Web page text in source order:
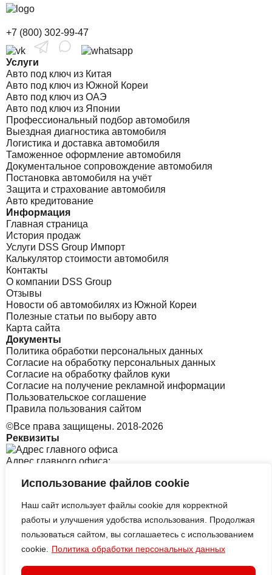
Использование файлов cookie
Наш сайт использует файлы cookie для корректной
работы и улучшения удобства использования. Продолжая
пользоваться сайтом, вы соглашаетесь с использованием
cookie.
Политика обработки персональных данных
+7 (800) 302-99-47
Услуги
Авто под ключ из Китая
Авто под ключ из Южной Кореи
Авто под ключ из ОАЭ
Авто под ключ из Японии
Профессиональный подбор автомобиля
Выездная диагностика автомобиля
Логистика и доставка автомобиля
Таможенное оформление автомобиля
Документальное сопровождение автомобиля
Постановка автомобиля на учёт
Защита и страхование автомобиля
Авто кредитование
Информация
Главная страница
История продаж
Услуги DSS Group Импорт
Калькулятор стоимости автомобиля
Контакты
О компании DSS Group
Отзывы
Новости об автомобилях из Южной Кореи
Полезные статьи по выбору авто
Карта сайта
Документы
Политика обработки персональных данных
Согласие на обработку персональных данных
Согласие на обработку файлов куки
Согласие на получение рекламной информации
Пользовательское соглашение
Правила пользования сайтом
©Все права защищены. 2018-2026
Реквизиты
Адрес главного офиса:
Адрес офиса в Корее:
313 Central-ro, Yeonsu-gu, Incheon B tower, 2126
ИП АЛЕКСЕЕВСКИХ СЕРГЕЙ